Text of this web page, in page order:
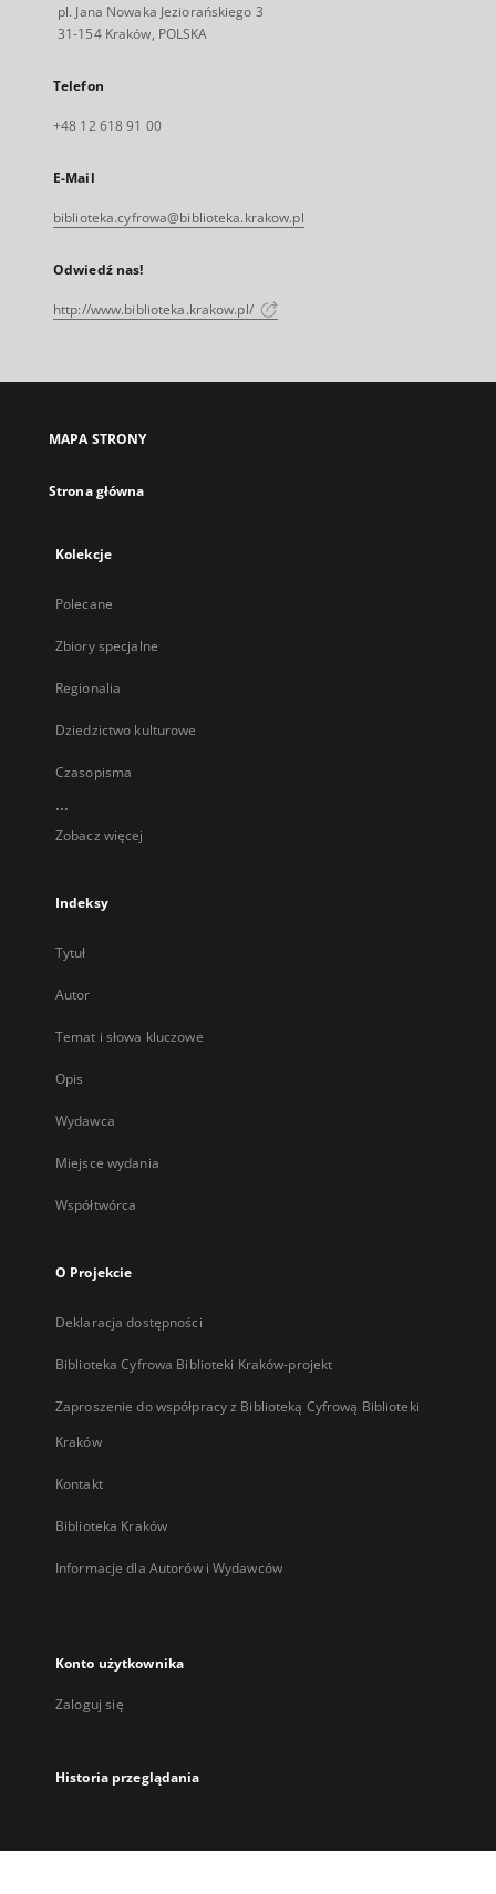
pl. Jana Nowaka Jeziorańskiego 3
31-154 Kraków, POLSKA
Telefon
+48 12 618 91 00
E-Mail
biblioteka.cyfrowa@biblioteka.krakow.pl
Odwiedź nas!
http://www.biblioteka.krakow.pl/
MAPA STRONY
Strona główna
Kolekcje
Polecane
Zbiory specjalne
Regionalia
Dziedzictwo kulturowe
Czasopisma
...
Zobacz więcej
Indeksy
Tytuł
Autor
Temat i słowa kluczowe
Opis
Wydawca
Miejsce wydania
Współtwórca
O Projekcie
Deklaracja dostępności
Biblioteka Cyfrowa Biblioteki Kraków-projekt
Zaproszenie do współpracy z Biblioteką Cyfrową Biblioteki
Kraków
Kontakt
Biblioteka Kraków
Informacje dla Autorów i Wydawców
Konto użytkownika
Zaloguj się
Historia przeglądania